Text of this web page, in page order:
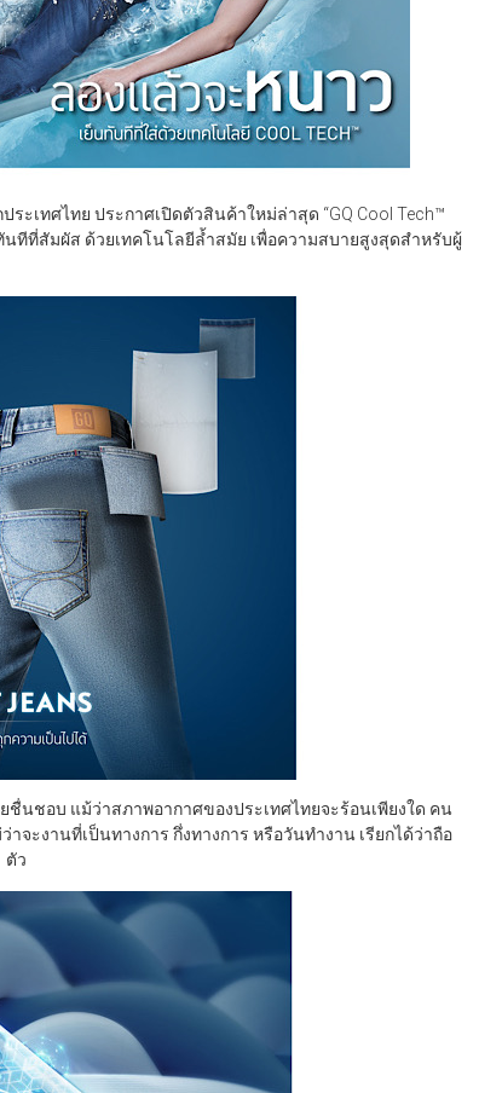
ะเทศไทย ประกาศเปิดตัวสินค้าใหม่ล่าสุด “GQ Cool Tech™
ทีที่สัมผัส ด้วยเทคโนโลยีล้ำสมัย เพื่อความสบายสูงสุดสำหรับผู้
ชื่นชอบ แม้ว่าสภาพอากาศของประเทศไทยจะร้อนเพียงใด คน
าจะงานที่เป็นทางการ กึ่งทางการ หรือวันทำงาน เรียกได้ว่าถือ
ตัว